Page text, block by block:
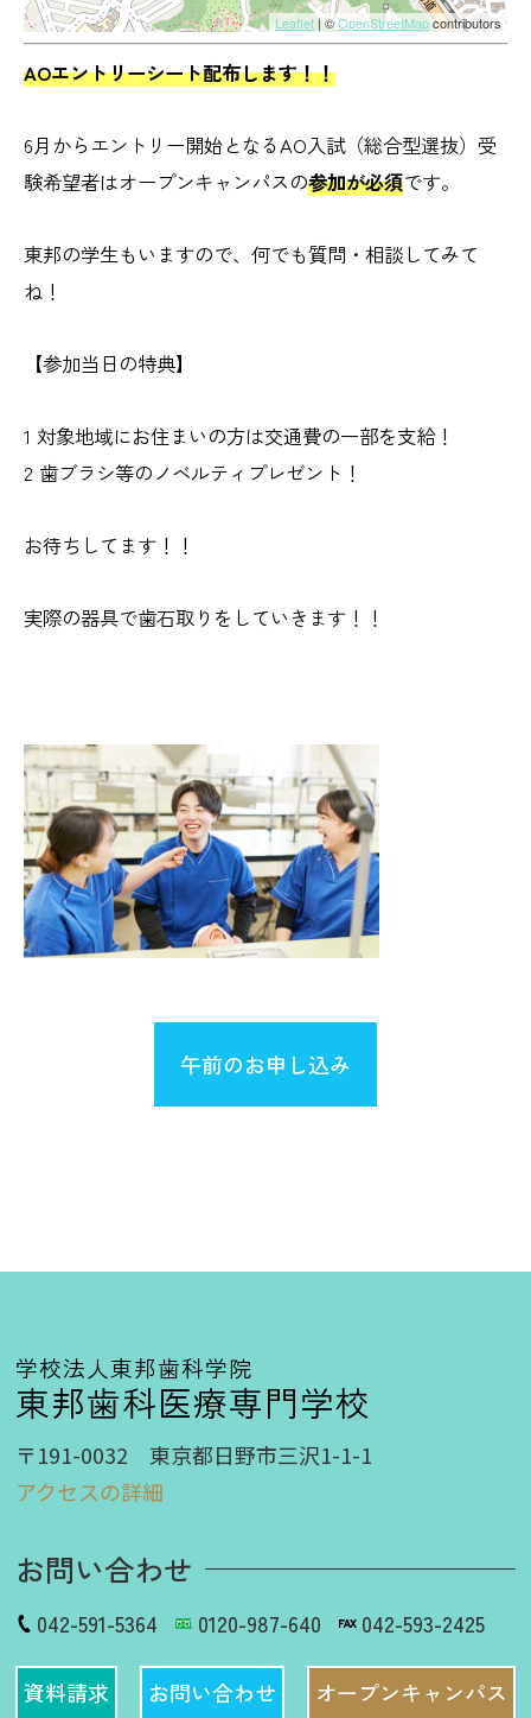
Leaflet| ©OpenStreetMapcontributors
AOエントリーシート配布します！！
6月からエントリー開始となるAO入試（総合型選抜）受
験希望者はオープンキャンパスの参加が必須です。
東邦の学生もいますので、何でも質問・相談してみて
ね！
【参加当日の特典】
1 対象地域にお住まいの方は交通費の一部を支給！
2 歯ブラシ等のノベルティプレゼント！
お待ちしてます！！
実際の器具で歯石取りをしていきます！！
午前のお申し込み
学校法人東邦歯科学院
東邦歯科医療専門学校
〒191-0032 東京都日野市三沢1-1-1
アクセスの詳細
お問い合わせ
042-591-5364 0120-987-640 042-593-2425
資料請求 お問い合わせ オープンキャンパス